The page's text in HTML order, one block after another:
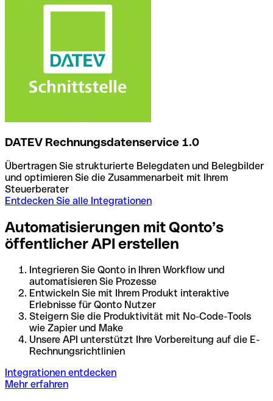
DATEV Rechnungsdatenservice 1.0
Übertragen Sie strukturierte Belegdaten und Belegbilder
und optimieren Sie die Zusammenarbeit mit Ihrem
Steuerberater
Entdecken Sie alle Integrationen
Automatisierungen mit Qonto’s
öffentlicher API erstellen
Integrieren Sie Qonto in Ihren Workflow und
automatisieren Sie Prozesse
Entwickeln Sie mit Ihrem Produkt interaktive
Erlebnisse für Qonto Nutzer
Steigern Sie die Produktivität mit No-Code-Tools
wie Zapier und Make
Unsere API unterstützt Ihre Vorbereitung auf die E-
Rechnungsrichtlinien
Integrationen entdecken
Mehr erfahren